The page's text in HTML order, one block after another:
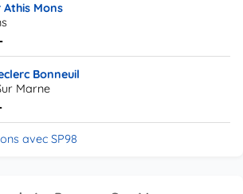
Mons
Bonneuil
Marne
avec SP98